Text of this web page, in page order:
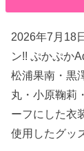
2026年7月18
ン!! ぷかぷか
松浦果南・黒
丸・小原鞠莉
ーフにした衣
使用したグッ